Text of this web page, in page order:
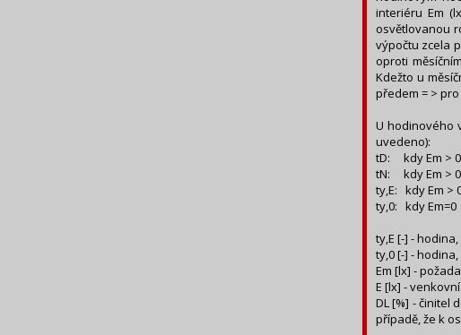
interiéru Em
osvětlovanou
výpočtu zcela
oproti
Kdežto u
předem = >
U hodinového
uvedeno):
tD: kdy Em > 0
tN: kdy Em > 0
ty,E: kdy Em >
ty,0: kdy Em=0
ty,E [-] -
ty,0 [-] -
Em [lx] -
E [lx] -
DL [%] - činitel
případě, že k